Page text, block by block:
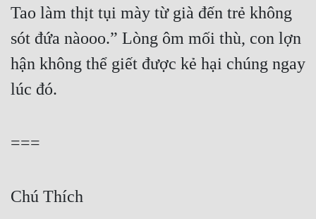
Tao làm thịt tụi mày từ già đến trẻ không
sót đứa nàooo.” Lòng ôm mối thù, con lợn
hận không thể giết được kẻ hại chúng ngay
lúc đó.
===
Chú Thích